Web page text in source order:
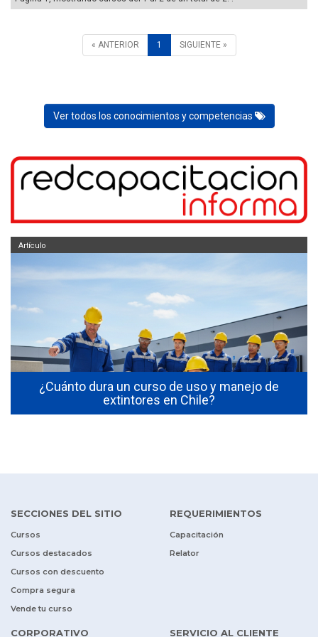
« ANTERIOR 1 SIGUIENTE »
Ver todos los conocimientos y competencias
¿Cuánto dura un curso de uso y manejo de
extintores en Chile?
Artículo
SECCIONES DEL SITIO
Cursos
Cursos destacados
Cursos con descuento
Compra segura
Vende tu curso
REQUERIMIENTOS
Capacitación
Relator
CORPORATIVO SERVICIO AL CLIENTE